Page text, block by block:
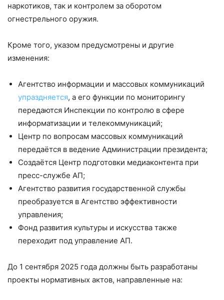
наркотиков, так и контролем за оборотом
огнестрельного оружия.
Кроме того, указом предусмотрены и другие
изменения:
Агентство информации и массовых коммуникаций
упраздняется, а его функции по мониторингу
передаются Инспекции по контролю в сфере
информатизации и телекоммуникаций;
Центр по вопросам массовых коммуникаций
передаётся в ведение Администрации президента;
Создаётся Центр подготовки медиаконтента при
пресс-службе АП;
Агентство развития государственной службы
преобразуется в Агентство эффективности
управления;
Фонд развития культуры и искусства также
переходит под управление АП.
До 1 сентября 2025 года должны быть разработаны
проекты нормативных актов, направленные на: